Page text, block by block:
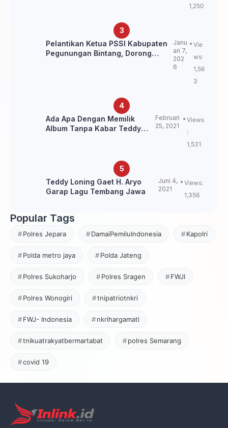
1,250
Pelantikan Ketua PSSI Kabupaten
Pegunungan Bintang, Dorong
Janu
ari 7,
202
6
Vie
ws:
1,56
3
Ada Apa Dengan Memilik
Album Tanpa Kabar Teddy
Februari
25, 2021
Views
:
1,531
Teddy Loning Gaet H. Aryo
Garap Lagu Tembang Jawa
Juni 4,
2021
Views:
1,356
Popular Tags
Polres Jepara DamaiPemiluIndonesia Kapolri
Polda metro jaya Polda Jateng
Polres Sukoharjo Polres Sragen FWJI
Polres Wonogiri tnipatriotnkri
FWJ- Indonesia nkrihargamati
tnikuatrakyatbermartabat polres Semarang
covid 19